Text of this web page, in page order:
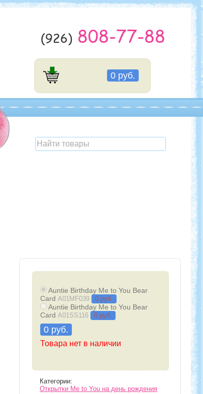
(926)808-77-88
0 руб.
Auntie Birthday Me to You Bear
Card A01MF039 0 руб.
Auntie Birthday Me to You Bear
Card A01SS116 0 руб.
0 руб.
Товара нет в наличии
Категории:
Открытки Me to You на день рождения